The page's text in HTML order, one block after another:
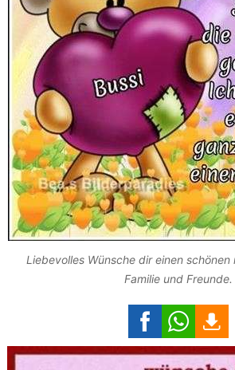
Liebevolles Wünsche dir einen
Familie und Freunde.